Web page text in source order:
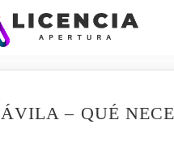
ÁVILA – QUÉ